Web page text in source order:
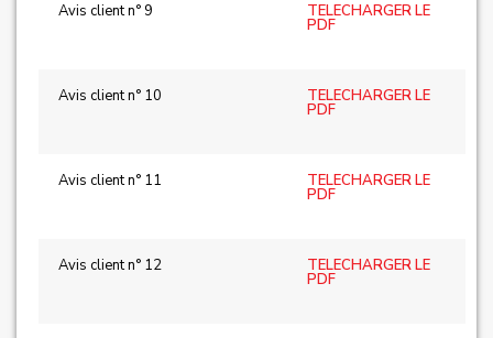
Avis client n° 9 TELECHARGER LE
PDF
Avis client n° 10 TELECHARGER LE
PDF
Avis client n° 11 TELECHARGER LE
PDF
Avis client n° 12 TELECHARGER LE
PDF